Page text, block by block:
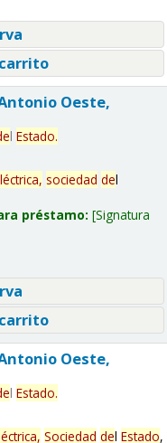
Oeste,
l Estado.
sociedad del
préstamo: Signatura
Oeste,
l Estado.
Sociedad del Estado,